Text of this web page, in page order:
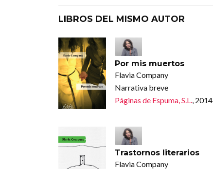
LIBROS DEL MISMO AUTOR
Por mis muertos
Flavia Company
Narrativa breve
Páginas de Espuma, S.L., 2014
Trastornos literarios
Flavia Company